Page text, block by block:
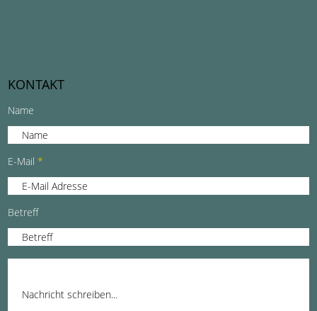
KONTAKT
Name
E-Mail
Betreff